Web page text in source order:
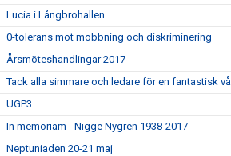
Lucia i Långbrohallen
0-tolerans mot mobbning och diskriminering
Årsmöteshandlingar 2017
Tack alla simmare och ledare för en fantastisk
UGP3
In memoriam - Nigge Nygren 1938-2017
Neptuniaden 20-21 maj